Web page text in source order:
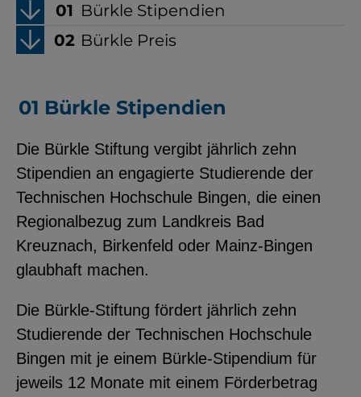
Bürkle Stipendien
Bürkle Preis
Bürkle Stipendien
Die Bürkle Stiftung vergibt jährlich zehn
Stipendien an engagierte Studierende der
Technischen Hochschule Bingen, die einen
Regionalbezug zum Landkreis Bad
Kreuznach, Birkenfeld oder Mainz-Bingen
glaubhaft machen.
Die Bürkle-Stiftung fördert jährlich zehn
Studierende der Technischen Hochschule
Bingen mit je einem Bürkle-Stipendium für
jeweils 12 Monate mit einem Förderbetrag
Drittanbieter, bspw. über das
Einbinden externer Videos,
Stellenanzeigen.
YouTube
ChatBot